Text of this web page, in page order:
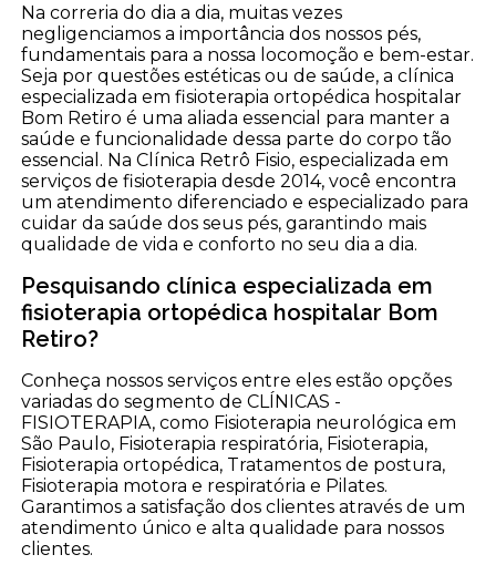
Na correria do dia a dia, muitas vezes
negligenciamos a importância dos nossos pés,
fundamentais para a nossa locomoção e bem-estar.
Seja por questões estéticas ou de saúde, a clínica
especializada em fisioterapia ortopédica hospitalar
Bom Retiro é uma aliada essencial para manter a
saúde e funcionalidade dessa parte do corpo tão
essencial. Na Clínica Retrô Fisio, especializada em
serviços de fisioterapia desde 2014, você encontra
um atendimento diferenciado e especializado para
cuidar da saúde dos seus pés, garantindo mais
qualidade de vida e conforto no seu dia a dia.
Pesquisando clínica especializada em
fisioterapia ortopédica hospitalar Bom
Retiro?
Conheça nossos serviços entre eles estão opções
variadas do segmento de CLÍNICAS -
FISIOTERAPIA, como Fisioterapia neurológica em
São Paulo, Fisioterapia respiratória, Fisioterapia,
Fisioterapia ortopédica, Tratamentos de postura,
Fisioterapia motora e respiratória e Pilates.
Garantimos a satisfação dos clientes através de um
atendimento único e alta qualidade para nossos
clientes.